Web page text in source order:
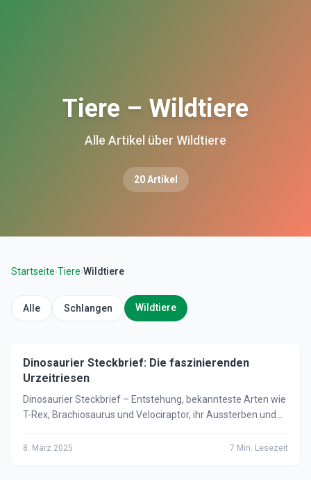
Tiere – Wildtiere
Alle Artikel über Wildtiere
20 Artikel
Startseite›Tiere›Wildtiere
Alle Schlangen Wildtiere
🦁 Tiere
Dinosaurier Steckbrief: Die faszinierenden
Urzeitriesen
Dinosaurier Steckbrief – Entstehung, bekannteste Arten wie
T-Rex, Brachiosaurus und Velociraptor, ihr Aussterben und
8. März 2025 7 Min. Lesezeit